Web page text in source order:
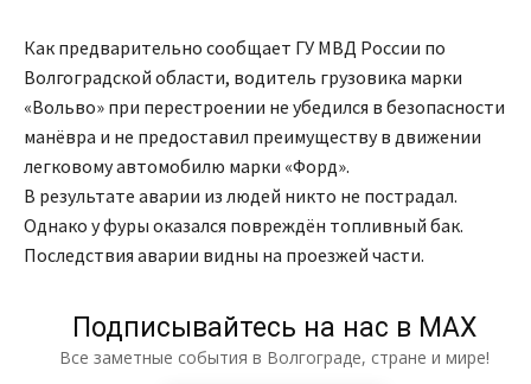
Как предварительно сообщает ГУ МВД России по
Волгоградской области, водитель грузовика марки
«Вольво» при перестроении не убедился в безопасности
манёвра и не предоставил преимуществу в движении
легковому автомобилю марки «Форд».
В результате аварии из людей никто не пострадал.
Однако у фуры оказался повреждён топливный бак.
Последствия аварии видны на проезжей части.
Подписывайтесь на нас в МАХ
Все заметные события в Волгограде, стране и мире!